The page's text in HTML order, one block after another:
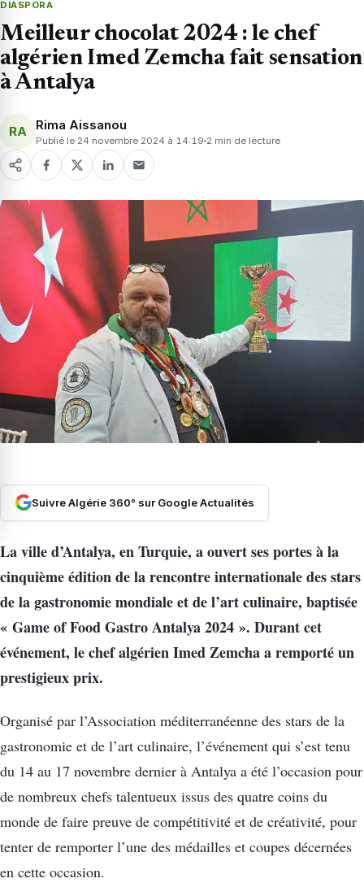
DIASPORA
Meilleur chocolat 2024 : le chef
algérien Imed Zemcha fait sensation
à Antalya
RA Rima Aissanou
Publié le 24 novembre 2024 à 14:19 2 min de lecture
Suivre Algérie 360° sur Google Actualités
La ville d’Antalya, en Turquie, a ouvert ses portes à la
cinquième édition de la rencontre internationale des stars
de la gastronomie mondiale et de l’art culinaire, baptisée
« Game of Food Gastro Antalya 2024 ». Durant cet
événement, le chef algérien Imed Zemcha a remporté un
prestigieux prix.
Organisé par l’Association méditerranéenne des stars de la
gastronomie et de l’art culinaire, l’événement qui s’est tenu
du 14 au 17 novembre dernier à Antalya a été l’occasion pour
de nombreux chefs talentueux issus des quatre coins du
monde de faire preuve de compétitivité et de créativité, pour
tenter de remporter l’une des médailles et coupes décernées
en cette occasion.